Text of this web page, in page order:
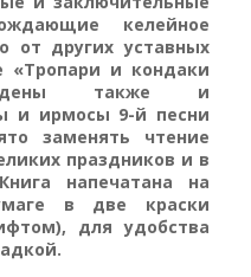
келейное
от других уставных
«Тропари и кондаки
также и
и ирмосы 9-й песни
заменять чтение
праздников и в
напечатана на
в две краски
для удобства